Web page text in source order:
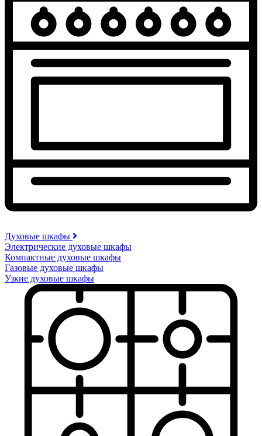
Духовые шкафы
Электрические духовые шкафы
Компактные духовые шкафы
Газовые духовые шкафы
Узкие духовые шкафы